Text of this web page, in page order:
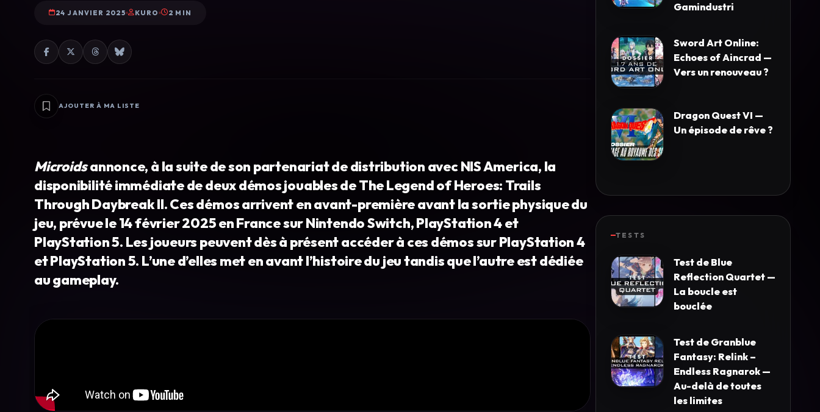
24 JANVIER 2025 KURO 2 MIN
AJOUTER À MA LISTE
Microidsannonce, à la suite de son partenariat de distribution avec NIS America, la
disponibilité immédiate de deux démos jouables de The Legend of Heroes: Trails
Through Daybreak II. Ces démos arrivent en avant-première avant la sortie physique du
jeu, prévue le 14 février 2025 en France sur Nintendo Switch, PlayStation 4 et
PlayStation 5. Les joueurs peuvent dès à présent accéder à ces démos sur PlayStation 4
et PlayStation 5. L’une d’elles met en avant l’histoire du jeu tandis que l’autre est dédiée
au gameplay.
Gamindustri
Sword Art Online:
Echoes of Aincrad —
Vers un renouveau ?
Dragon Quest VI —
Un épisode de rêve ?
TESTS
Test de Blue
Reflection Quartet —
La boucle est
bouclée
Test de Granblue
Fantasy: Relink –
Endless Ragnarok —
Au-delà de toutes
les limites